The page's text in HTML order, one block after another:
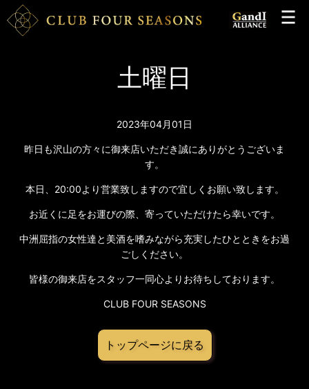
土曜日
2023年04月01日
昨日も沢山の方々に御来店いただき誠にありがとうございま
す。
本日、20:00より営業致しますので宜しくお願い致します。
お近くに足をお運びの際、寄っていただけたら幸いです。
中洲屈指の女性達と美酒を嗜みながら充実したひとときをお過
ごしください。
皆様の御来店をスタッフ一同心よりお待ちしております。
CLUB FOUR SEASONS
トップページに戻る